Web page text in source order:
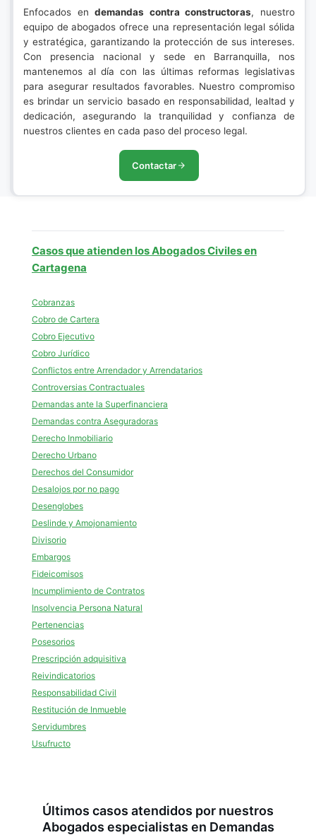
Enfocados endemandas contra constructoras, nuestro
equipo de abogados ofrece una representación legal sólida
y estratégica, garantizando la protección de sus intereses.
Con presencia nacional y sede en Barranquilla, nos
mantenemos al día con las últimas reformas legislativas
para asegurar resultados favorables. Nuestro compromiso
es brindar un servicio basado en responsabilidad, lealtad y
dedicación, asegurando la tranquilidad y confianza de
nuestros clientes en cada paso del proceso legal.
Contactar
Casos que atienden los Abogados Civiles en
Cartagena
Cobranzas
Cobro de Cartera
Cobro Ejecutivo
Cobro Jurídico
Conflictos entre Arrendador y Arrendatarios
Controversias Contractuales
Demandas ante la Superfinanciera
Demandas contra Aseguradoras
Derecho Inmobiliario
Derecho Urbano
Derechos del Consumidor
Desalojos por no pago
Desenglobes
Deslinde y Amojonamiento
Divisorio
Embargos
Fideicomisos
Incumplimiento de Contratos
Insolvencia Persona Natural
Pertenencias
Posesorios
Prescripción adquisitiva
Reivindicatorios
Responsabilidad Civil
Restitución de Inmueble
Servidumbres
Usufructo
Últimos casos atendidos por nuestros
Abogados especialistas en Demandas